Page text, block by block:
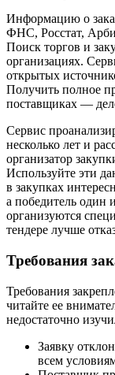
Информацию о
ФНС, Росстат,
Поиск торгов и
организациях.
открытых
Получить полное
поставщиках —
Сервис
несколько лет и
организатор
Используйте эти
в закупках
а победитель один
организуются
тендере лучше
Требования
Требования
читайте ее
недостаточно
Заявку
всем